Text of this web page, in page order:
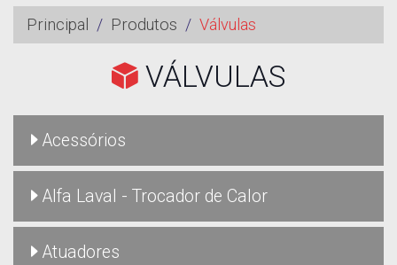
Principal Produtos Válvulas
VÁLVULAS
Acessórios
Alfa Laval - Trocador de Calor
Atuadores